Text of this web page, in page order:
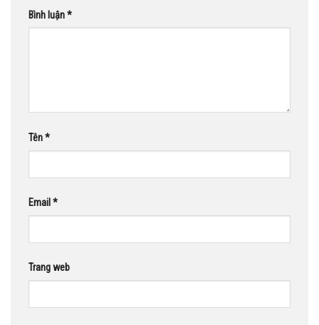
Bình luận*
Tên*
Email *
Trang web